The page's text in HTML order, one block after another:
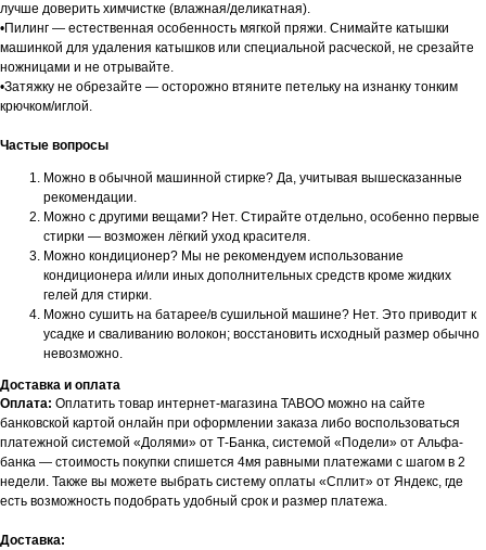
лучше доверить химчистке (влажная/деликатная).
•Пилинг — естественная особенность мягкой пряжи. Снимайте катышки
машинкой для удаления катышков или специальной расческой, не срезайте
ножницами и не отрывайте.
•Затяжку не обрезайте — осторожно втяните петельку на изнанку тонким
крючком/иглой.
Частые вопросы
Можно в обычной машинной стирке? Да, учитывая вышесказанные
рекомендации.
Можно с другими вещами? Нет. Стирайте отдельно, особенно первые
стирки — возможен лёгкий уход красителя.
Можно кондиционер? Мы не рекомендуем использование
кондиционера и/или иных дополнительных средств кроме жидких
гелей для стирки.
Можно сушить на батарее/в сушильной машине? Нет. Это приводит к
усадке и сваливанию волокон; восстановить исходный размер обычно
невозможно.
Доставка и оплата
Оплата: Оплатить товар интернет-магазина TABOO можно на сайте
банковской картой онлайн при оформлении заказа либо воспользоваться
платежной системой «Долями» от Т-Банка, системой «Подели» от Альфа-
банка — стоимость покупки спишется 4мя равными платежами с шагом в 2
недели. Также вы можете выбрать систему оплаты «Сплит» от Яндекс, где
есть возможность подобрать удобный срок и размер платежа.
Доставка: